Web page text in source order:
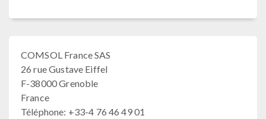
COMSOL France SAS
26 rue Gustave Eiffel
F-38000 Grenoble
France
Téléphone: +33-4 76 46 49 01